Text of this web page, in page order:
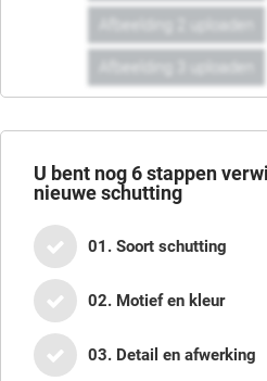
U bent nog6stappen
nieuwe schutting
01. Soort schutting
02. Motief en kleur
03. Detail en afwerking